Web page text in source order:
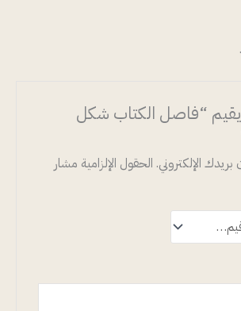
“فاصل الكتاب شكل
الإلكتروني. الحقول الإلزامية مشار